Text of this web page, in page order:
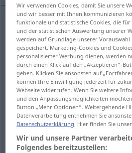
saber wissen
Beispiele
sich zubenehmenwissen
saber comportarse
Beispiele
Wir verwenden Cookies, damit Sie unsere
und wir besser mit Ihnen kommunizieren
funktionale und statistische Cookies, die
und der statistischen Auswertung unserer
werden auf Grundlage unserer
gespeichert. Marketing-Cookies und
personalisierter Werbung dienen, werden
durch einen Klick auf den „Akzeptieren“-
geben. Klicken Sie ansonsten auf
können Ihre Einwilligung jederzeit für
Webseite widerrufen. Wenn Sie weitere
und den Anpassungsmöglichkeiten
Button „Mehr Optionen“. Weitergehende
Datenverarbeitung entnehmen Sie
Datenschutzerklärung. Hier finden Sie
Wir und unsere Partner
Folgendes bereitzustellen: